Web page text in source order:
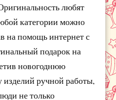
любят
категории можно
на помощь интернет с
подарок на
новогоднюю
изделий ручной работы,
не только